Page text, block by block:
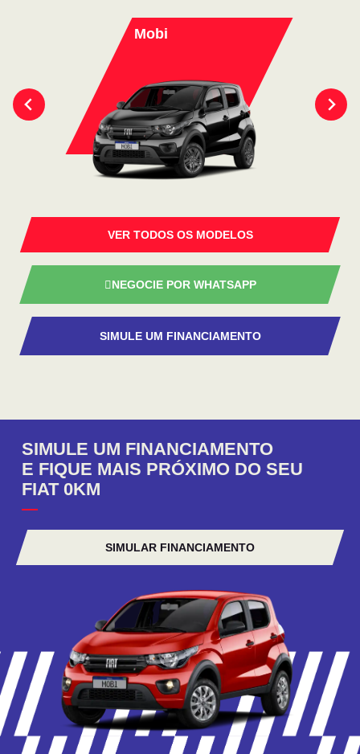
Mobi
VER TODOS OS MODELOS
NEGOCIE POR WHATSAPP
SIMULE UM FINANCIAMENTO
SIMULE UM FINANCIAMENTO
E FIQUE MAIS PRÓXIMO DO SEU
FIAT 0KM
SIMULAR FINANCIAMENTO